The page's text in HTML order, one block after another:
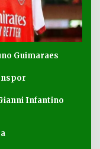
Guimaraes
Infantino